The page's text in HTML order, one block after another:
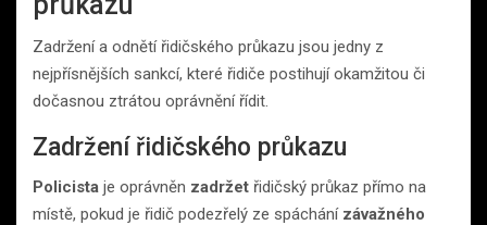
Zadržení a odnětí řidičského průkazu jsou jedny z
nejpřísnějších sankcí, které řidiče postihují okamžitou či
dočasnou ztrátou oprávnění řídit.
Zadržení řidičského průkazu
Policista je oprávněn zadržet řidičský průkaz přímo na
místě, pokud je řidič podezřelý ze spáchání závažného